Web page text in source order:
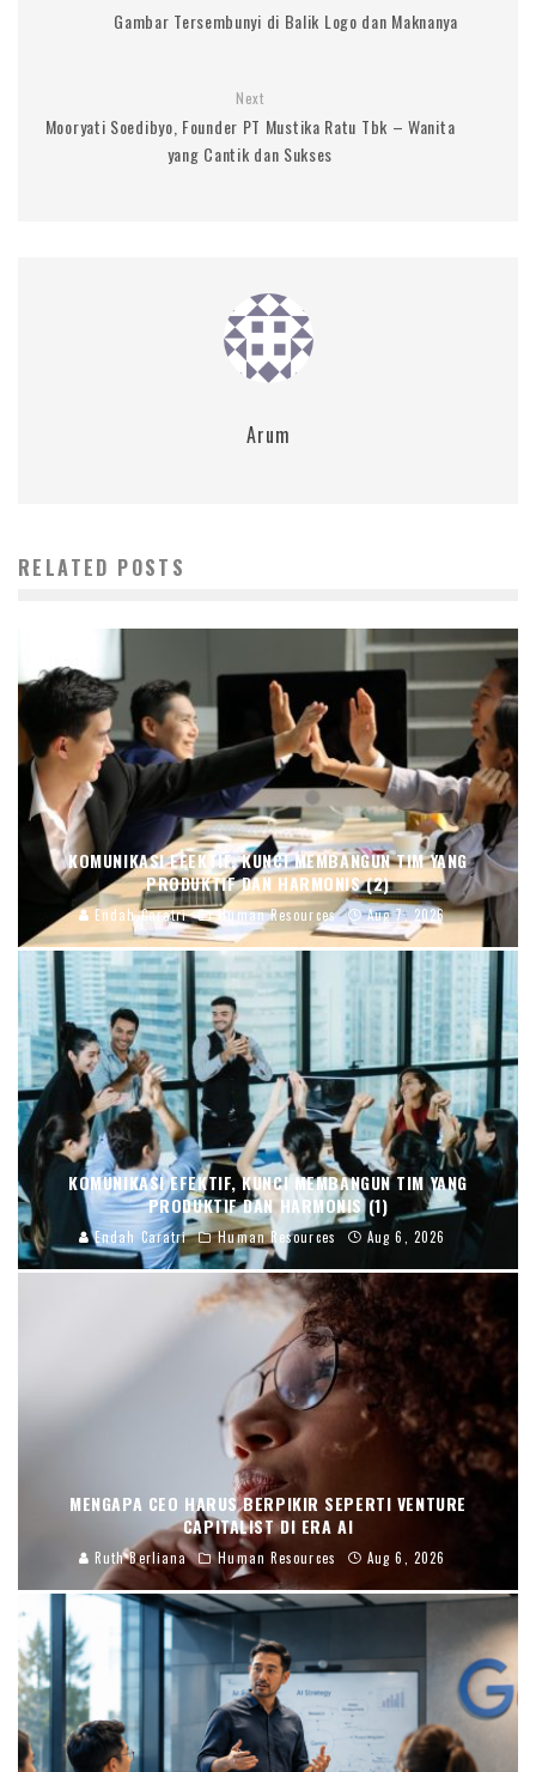
Gambar Tersembunyi di Balik Logo dan Maknanya
Next
Mooryati Soedibyo, Founder PT Mustika Ratu Tbk – Wanita
yang Cantik dan Sukses
Arum
RELATED POSTS
KOMUNIKASI EFEKTIF, KUNCI MEMBANGUN TIM YANG
PRODUKTIF DAN HARMONIS (2)
Endah Caratri Human Resources Aug 7, 2026
KOMUNIKASI EFEKTIF, KUNCI MEMBANGUN TIM YANG
PRODUKTIF DAN HARMONIS (1)
Endah Caratri Human Resources Aug 6, 2026
MENGAPA CEO HARUS BERPIKIR SEPERTI VENTURE
CAPITALIST DI ERA AI
Ruth Berliana Human Resources Aug 6, 2026